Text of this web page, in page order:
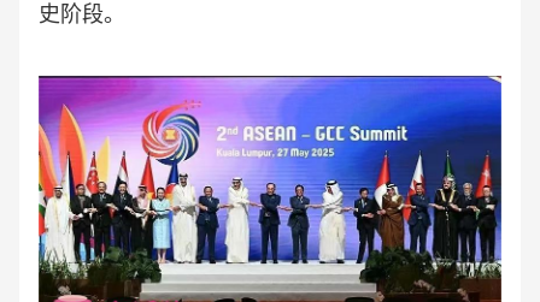
史阶段。